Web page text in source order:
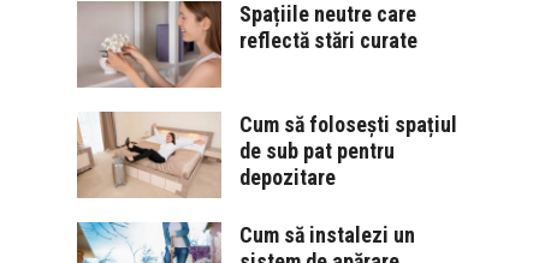
Spațiile neutre care
reflectă stări curate
Cum să folosești spațiul
de sub pat pentru
depozitare
Cum să instalezi un